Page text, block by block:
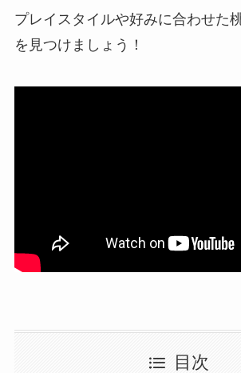
プレイスタイルや好みに合わせた
を見つけましょう！
目次